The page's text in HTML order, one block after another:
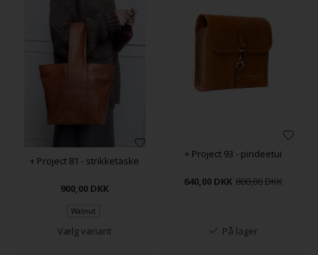
+ Project 81 - strikketaske
900,00 DKK
Walnut
Vælg variant
+ Project 93 - pindeetui
640,00 DKK 800,00
På lager